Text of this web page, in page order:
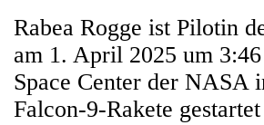
Rabea Rogge ist Pilotin
am 1. April 2025 um
Space Center der NASA
Falcon-9-Rakete